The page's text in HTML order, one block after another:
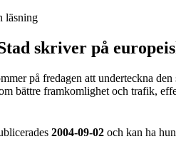
läsning
skriver på
på fredagen att underteckna
bättre framkomlighet och trafik,
2004-09-02 och kan ha